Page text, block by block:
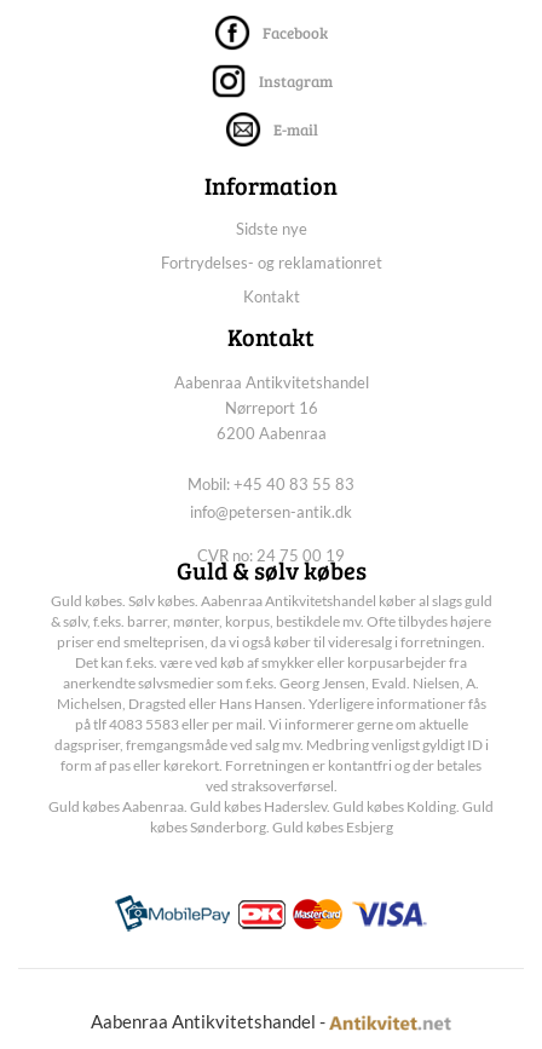
Facebook
Instagram
E-mail
Information
Sidste nye
Fortrydelses- og reklamationret
Kontakt
Kontakt
Aabenraa Antikvitetshandel
Nørreport 16
6200 Aabenraa
Mobil: +45 40 83 55 83
info@petersen-antik.dk
CVR no: 24 75 00 19
Guld & sølv købes
Guld købes. Sølv købes. Aabenraa Antikvitetshandel køber al slags guld
& sølv, f.eks. barrer, mønter, korpus, bestikdele mv. Ofte tilbydes højere
priser end smelteprisen, da vi også køber til videresalg i forretningen.
Det kan f.eks. være ved køb af smykker eller korpusarbejder fra
anerkendte sølvsmedier som f.eks. Georg Jensen, Evald. Nielsen, A.
Michelsen, Dragsted eller Hans Hansen. Yderligere informationer fås
på tlf 4083 5583 eller per mail. Vi informerer gerne om aktuelle
dagspriser, fremgangsmåde ved salg mv. Medbring venligst gyldigt ID i
form af pas eller kørekort. Forretningen er kontantfri og der betales
ved straksoverførsel.
Guld købes Aabenraa. Guld købes Haderslev. Guld købes Kolding. Guld
købes Sønderborg. Guld købes Esbjerg
Aabenraa Antikvitetshandel -